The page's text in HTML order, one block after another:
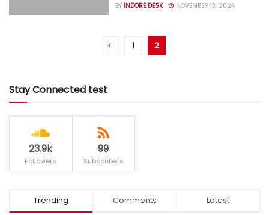
BY INDORE DESK NOVEMBER 13, 2024
1 2
Stay Connected test
23.9k
Followers
99
Subscribers
Trending Comments Latest